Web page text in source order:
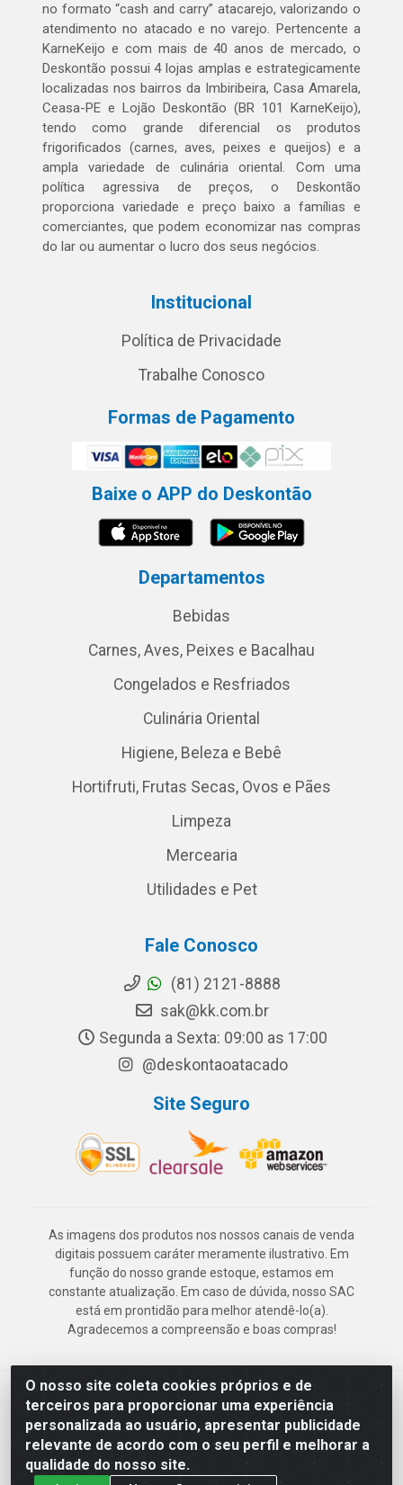
O nosso site coleta cookies próprios e de
terceiros para proporcionar uma experiência
personalizada ao usuário, apresentar publicidade
relevante de acordo com o seu perfil e melhorar a
qualidade do nosso site.
no formato “cash and carry” atacarejo, valorizando o
atendimento no atacado e no varejo. Pertencente a
KarneKeijo e com mais de 40 anos de mercado, o
Deskontão possui 4 lojas amplas e estrategicamente
localizadas nos bairros da Imbiribeira, Casa Amarela,
Ceasa-PE e Lojão Deskontão (BR 101 KarneKeijo),
tendo como grande diferencial os produtos
frigorificados (carnes, aves, peixes e queijos) e a
ampla variedade de culinária oriental. Com uma
política agressiva de preços, o Deskontão
proporciona variedade e preço baixo a famílias e
comerciantes, que podem economizar nas compras
do lar ou aumentar o lucro dos seus negócios.
Institucional
Política de Privacidade
Trabalhe Conosco
Formas de Pagamento
Baixe o APP do Deskontão
Departamentos
Bebidas
Carnes, Aves, Peixes e Bacalhau
Congelados e Resfriados
Culinária Oriental
Higiene, Beleza e Bebê
Hortifruti, Frutas Secas, Ovos e Pães
Limpeza
Mercearia
Utilidades e Pet
Fale Conosco
(81) 2121-8888
sak@kk.com.br
Segunda a Sexta: 09:00 as 17:00
@deskontaoatacado
Site Seguro
As imagens dos produtos nos nossos canais de venda
digitais possuem caráter meramente ilustrativo. Em
função do nosso grande estoque, estamos em
constante atualização. Em caso de dúvida, nosso SAC
está em prontidão para melhor atendê-lo(a).
Agradecemos a compreensão e boas compras!
Deskontão Atacado - Av. Marechal Mascarenhas de Morais, 2471 -
Imbiribeira - Recife/PE - CEP 51.150-001 - CNPJ 24.150.377/0003-
57